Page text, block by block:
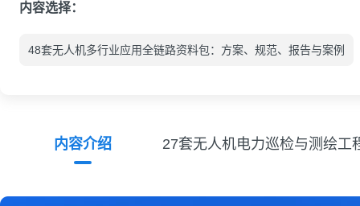
内容选择：
48套无人机多行业应用全链路资料包：方案、规范、报告与案例
内容介绍 27套无人机电力巡检与测绘工